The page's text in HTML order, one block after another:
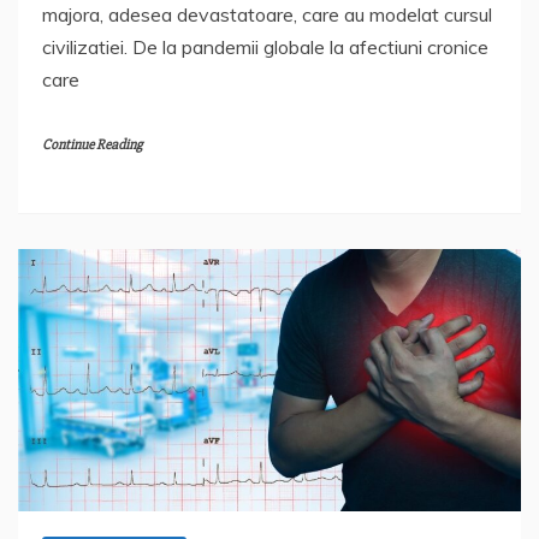
majora, adesea devastatoare, care au modelat cursul
civilizatiei. De la pandemii globale la afectiuni cronice
care
Continue Reading